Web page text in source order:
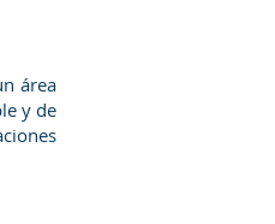
área
y de